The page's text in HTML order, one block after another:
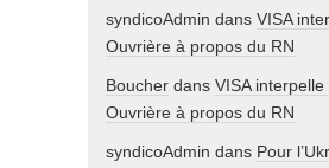
syndicoAdmin dans VISA
Ouvrière à propos du RN
Boucher dans VISA interpelle
Ouvrière à propos du RN
syndicoAdmin dans Pour